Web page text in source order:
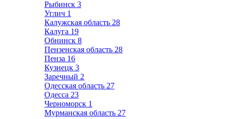
Рыбинск 3
Углич 1
Калужская область 28
Калуга 19
Обнинск 8
Пензенская область 28
Пенза 16
Кузнецк 3
Заречный 2
Одесская область 27
Одесса 23
Черноморск 1
Мурманская область 27